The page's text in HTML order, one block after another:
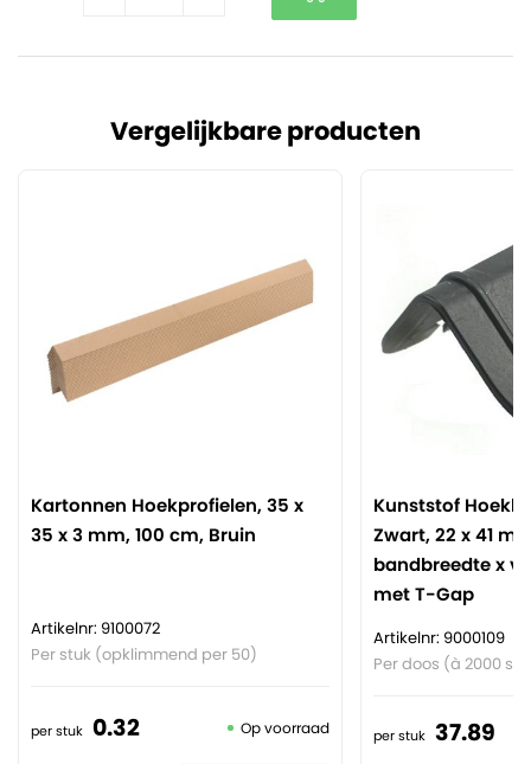
Vergelijkbare producten
Kartonnen Hoekprofielen, 35 x
35 x 3 mm, 100 cm, Bruin
Artikelnr: 9100072
Per stuk (opklimmend per 50)
per stuk 0.32 Op voorraad
Kunststof
Zwart, 22 x 41
bandbreedte x
met T-Gap
Artikelnr: 9000109
Per doos (à 2000
per stuk 37.89